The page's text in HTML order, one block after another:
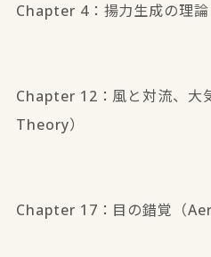
Chapter 4：揚力生成の理
Chapter 12：風と対流、大
Theory）
Chapter 17：目の錯覚（